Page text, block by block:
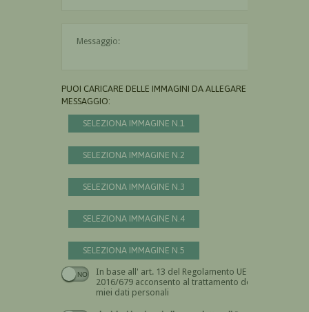
PUOI CARICARE DELLE IMMAGINI DA ALLEGARE AL
MESSAGGIO:
SELEZIONA IMMAGINE N.1
SELEZIONA IMMAGINE N.2
SELEZIONA IMMAGINE N.3
SELEZIONA IMMAGINE N.4
SELEZIONA IMMAGINE N.5
In base all' art. 13 del Regolamento UE n.
2016/679 acconsento al trattamento dei
miei dati personali
Devi dare il consenso